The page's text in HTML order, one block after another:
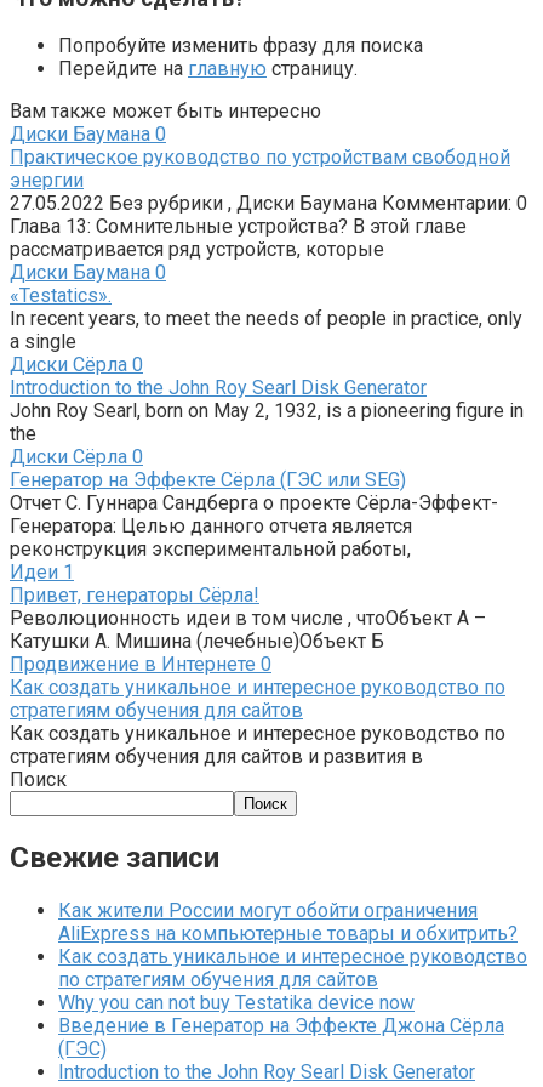
Попробуйте изменить фразу для поиска
Перейдите на главную страницу.
Вам также может быть интересно
Диски Баумана 0
Практическое руководство по устройствам свободной
энергии
27.05.2022 Без рубрики , Диски Баумана Комментарии: 0
Глава 13: Сомнительные устройства? В этой главе
рассматривается ряд устройств, которые
Диски Баумана 0
«Testatics».
In recent years, to meet the needs of people in practice, only
a single
Диски Сёрла 0
Introduction to the John Roy Searl Disk Generator
John Roy Searl, born on May 2, 1932, is a pioneering figure in
the
Диски Сёрла 0
Генератор на Эффекте Сёрла (ГЭС или SEG)
Отчет С. Гуннара Сандберга о проекте Сёрла-Эффект-
Генератора: Целью данного отчета является
реконструкция экспериментальной работы,
Идеи 1
Привет, генераторы Сёрла!
Революционность идеи в том числе , чтоОбъект А –
Катушки А. Мишина (лечебные)Объект Б
Продвижение в Интернете 0
Как создать уникальное и интересное руководство по
стратегиям обучения для сайтов
Как создать уникальное и интересное руководство по
стратегиям обучения для сайтов и развития в
Поиск
Поиск
Свежие записи
Как жители России могут обойти ограничения
AliExpress на компьютерные товары и обхитрить?
Как создать уникальное и интересное руководство
по стратегиям обучения для сайтов
Why you can not buy Testatika device now
Введение в Генератор на Эффекте Джона Сёрла
(ГЭС)
Introduction to the John Roy Searl Disk Generator